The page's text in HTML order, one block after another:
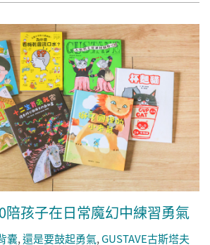
陪孩子在日常魔幻中練習勇氣
囊,還是要鼓起勇氣,GUSTAVE古斯塔夫